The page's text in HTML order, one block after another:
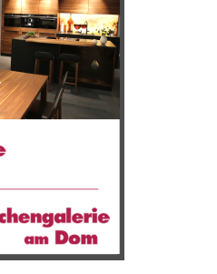
Vari­an­ten in unter­
eine opti­ma­le Däm­mung
Zudem ste­hen die Exper­
Bau­klemp­ne­rei und Gau­ben­
es sich um klei­ne Repa­ra­tu­
han­delt – T.I. Ser­vice
Kom­pe­tenz und Enga­ge­
Team von T.I. Ser­vice
Wün­sche und